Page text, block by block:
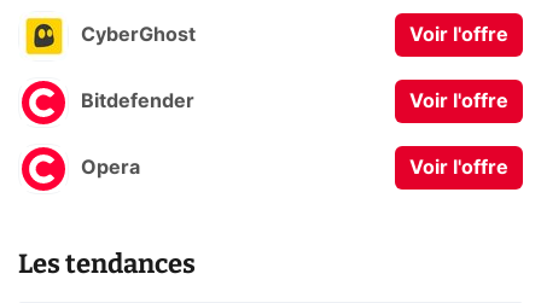
CyberGhost Voir l'offre
Bitdefender Voir l'offre
Opera Voir l'offre
Les tendances